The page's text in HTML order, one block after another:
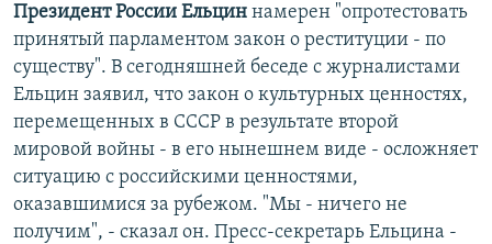
Президент России Ельцин намерен "опротестовать
принятый парламентом закон о реституции - по
существу". В сегодняшней беседе с журналистами
Ельцин заявил, что закон о культурных ценностях,
перемещенных в СССР в результате второй
мировой войны - в его нынешнем виде - осложняет
ситуацию с российскими ценностями,
оказавшимися за рубежом. "Мы - ничего не
получим", - сказал он. Пресс-секретарь Ельцина -